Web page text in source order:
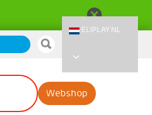
ELIPLAY.NL
Webshop